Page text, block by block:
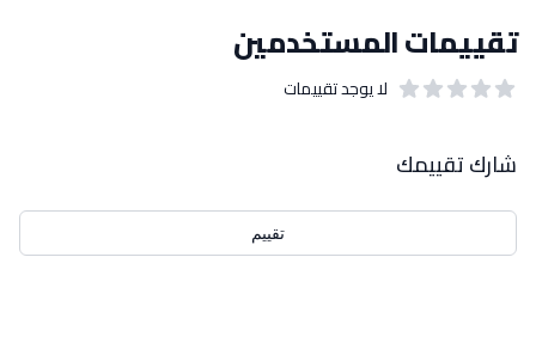
تقييمات المستخدمين
لا يوجد تقييمات
شارك تقييمك
تقييم